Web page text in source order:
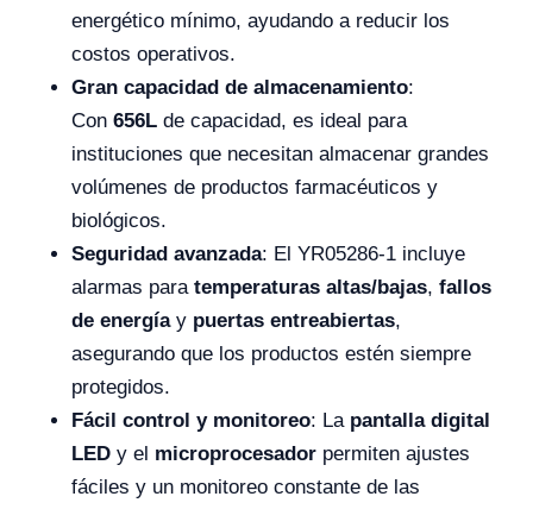
energético mínimo, ayudando a reducir los
costos operativos.
Gran capacidad de almacenamiento:
Con 656L de capacidad, es ideal para
instituciones que necesitan almacenar grandes
volúmenes de productos farmacéuticos y
biológicos.
Seguridad avanzada: El YR05286-1 incluye
alarmas para temperaturas altas/bajas, fallos
de energíay puertas entreabiertas,
asegurando que los productos estén siempre
protegidos.
Fácil control y monitoreo: La pantalla digital
LED y el microprocesador permiten ajustes
fáciles y un monitoreo constante de las